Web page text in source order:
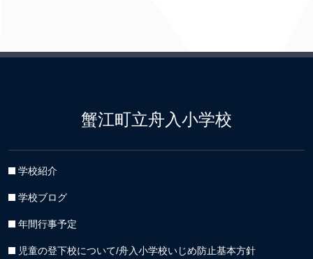
蟹江町立舟入小学校
学校紹介
学校ブログ
年間行事予定
児童の登下校について/舟入小学校いじめ防止基本方針